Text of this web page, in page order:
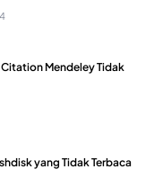
Mendeley Tidak
yang Tidak Terbaca